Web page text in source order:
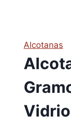
Alcotanas
Vidrio